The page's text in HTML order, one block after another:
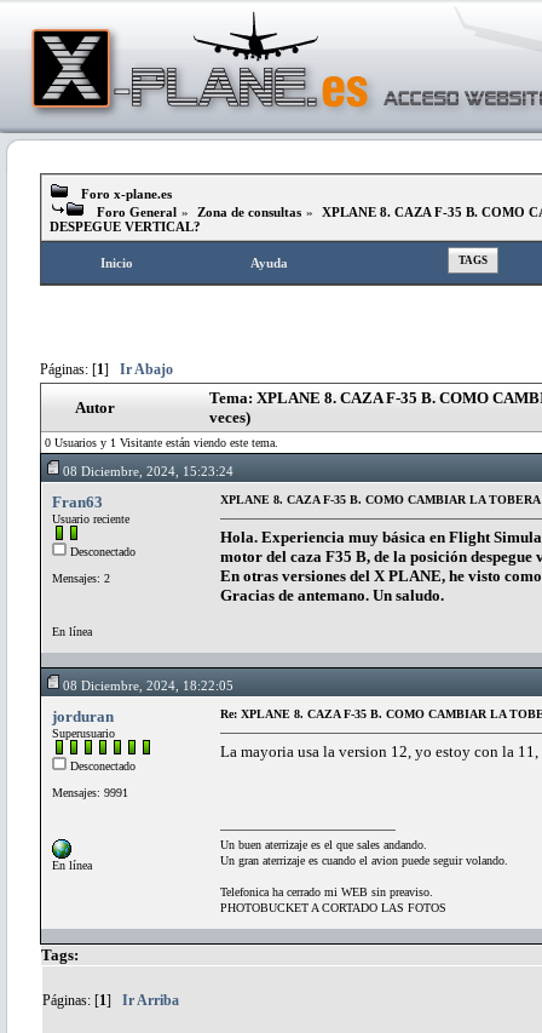
Foro x-plane.es
Foro General » Zona de consultas »
XPLANE 8. CAZA F-35 B. COMO
DESPEGUE VERTICAL?
Inicio Ayuda TAGS
Páginas: [1] Ir Abajo
Autor
Tema: XPLANE 8. CAZA F-35 B. COMO
veces)
0 Usuarios y 1 Visitante están viendo este tema.
08 Diciembre, 2024, 15:23:24
Fran63
Usuario reciente
Desconectado
Mensajes: 2
En línea
XPLANE 8. CAZA F-35 B. COMO CAMBIAR LA
Hola. Experiencia muy básica en Flight
motor del caza F35 B, de la posición
En otras versiones del X PLANE, he visto
Gracias de antemano. Un saludo.
08 Diciembre, 2024, 18:22:05
jorduran
Superusuario
Desconectado
Mensajes: 9991
En línea
Re: XPLANE 8. CAZA F-35 B. COMO CAMBIAR LA
La mayoria usa la version 12, yo estoy con la
Un buen aterrizaje es el que sales andando.
Un gran aterrizaje es cuando el avion puede seguir volando.
Telefonica ha cerrado mi WEB sin preaviso.
PHOTOBUCKET A CORTADO LAS FOTOS
Tags:
Páginas: [1] Ir Arriba